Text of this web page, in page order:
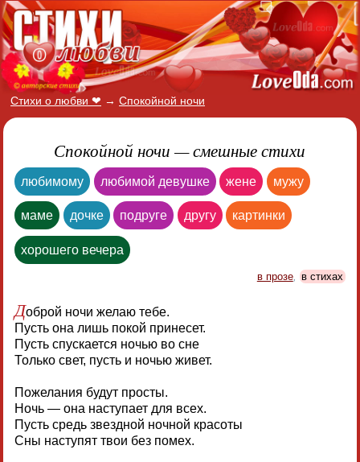
Стихи о любви ❤ → Спокойной ночи
Спокойной ночи — смешные стихи
любимому любимой девушке жене мужу
маме дочке подруге другу картинки
хорошего вечера
в прозе, в стихах
Доброй ночи желаю тебе.
Пусть она лишь покой принесет.
Пусть спускается ночью во сне
Только свет, пусть и ночью живет.
Пожелания будут просты.
Ночь — она наступает для всех.
Пусть средь звездной ночной красоты
Сны наступят твои без помех.